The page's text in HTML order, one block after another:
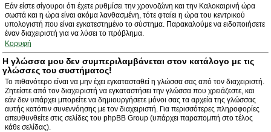
Εάν είστε σίγουροι ότι έχετε ρυθμίσει την χρονοζώνη και την Καλοκαιρινή ώρα
σωστά και η ώρα είναι ακόμα λανθασμένη, τότε φταίει η ώρα του κεντρικού
υπολογιστή που είναι εγκατεστημένο το σύστημα. Παρακαλούμε να ειδοποιήσετε
έναν διαχειριστή για να λύσει το πρόβλημα.
Κορυφή
Η γλώσσα μου δεν συμπεριλαμβάνεται στον κατάλογο με τις
γλώσσες του συστήματος!
Το πιθανότερο είναι να μην έχει εγκατασταθεί η γλώσσα σας από τον διαχειριστή.
Ζητείστε από τον διαχειριστή να εγκαταστήσει την γλώσσα που χρειάζεστε, και
εάν δεν υπάρχει μπορείτε να δημιουργήσετε μόνοι σας τα αρχεία της γλώσσας
αυτής κατόπιν συνεννόησης με τον διαχειριστή. Για περισσότερες πληροφορίες
απευθυνθείτε στις σελίδες του phpBB Group (υπάρχει παραπομπή στο τέλος
κάθε σελίδας).